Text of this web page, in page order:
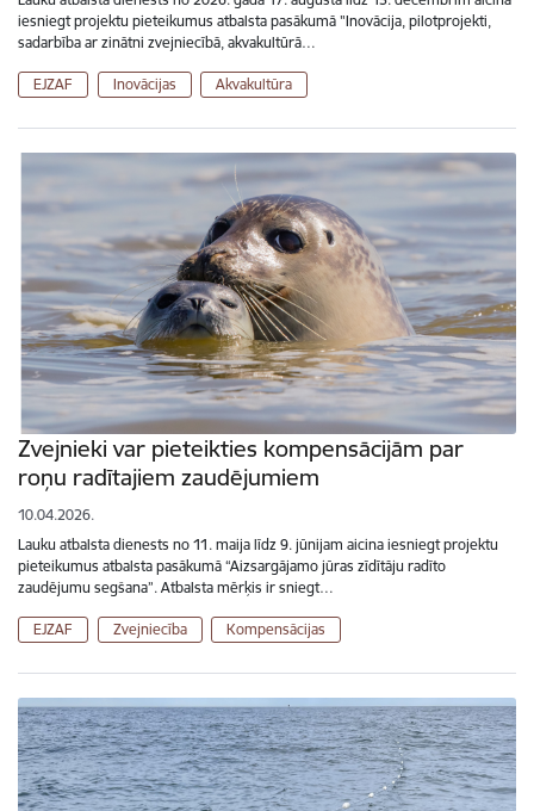
iesniegt projektu pieteikumus atbalsta pasākumā "Inovācija, pilotprojekti,
sadarbība ar zinātni zvejniecībā, akvakultūrā…
EJZAF Inovācijas Akvakultūra
Zvejnieki var pieteikties kompensācijām par
roņu radītajiem zaudējumiem
10.04.2026.
Lauku atbalsta dienests no 11. maija līdz 9. jūnijam aicina iesniegt projektu
pieteikumus atbalsta pasākumā “Aizsargājamo jūras zīdītāju radīto
zaudējumu segšana”. Atbalsta mērķis ir sniegt…
EJZAF Zvejniecība Kompensācijas